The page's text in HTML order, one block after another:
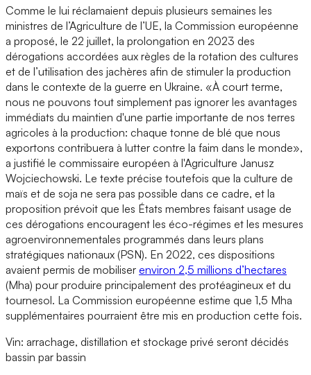
Comme le lui réclamaient depuis plusieurs semaines les
ministres de l’Agriculture de l’UE, la Commission européenne
a proposé, le 22 juillet, la prolongation en 2023 des
dérogations accordées aux règles de la rotation des cultures
et de l’utilisation des jachères afin de stimuler la production
dans le contexte de la guerre en Ukraine. «À court terme,
nous ne pouvons tout simplement pas ignorer les avantages
immédiats du maintien d'une partie importante de nos terres
agricoles à la production: chaque tonne de blé que nous
exportons contribuera à lutter contre la faim dans le monde»,
a justifié le commissaire européen à l'Agriculture Janusz
Wojciechowski. Le texte précise toutefois que la culture de
maïs et de soja ne sera pas possible dans ce cadre, et la
proposition prévoit que les États membres faisant usage de
ces dérogations encouragent les éco-régimes et les mesures
agroenvironnementales programmés dans leurs plans
stratégiques nationaux (PSN). En 2022, ces dispositions
avaient permis de mobiliser environ 2,5 millions d’hectares
(Mha) pour produire principalement des protéagineux et du
tournesol. La Commission européenne estime que 1,5 Mha
supplémentaires pourraient être mis en production cette fois.
Vin: arrachage, distillation et stockage privé seront décidés
bassin par bassin